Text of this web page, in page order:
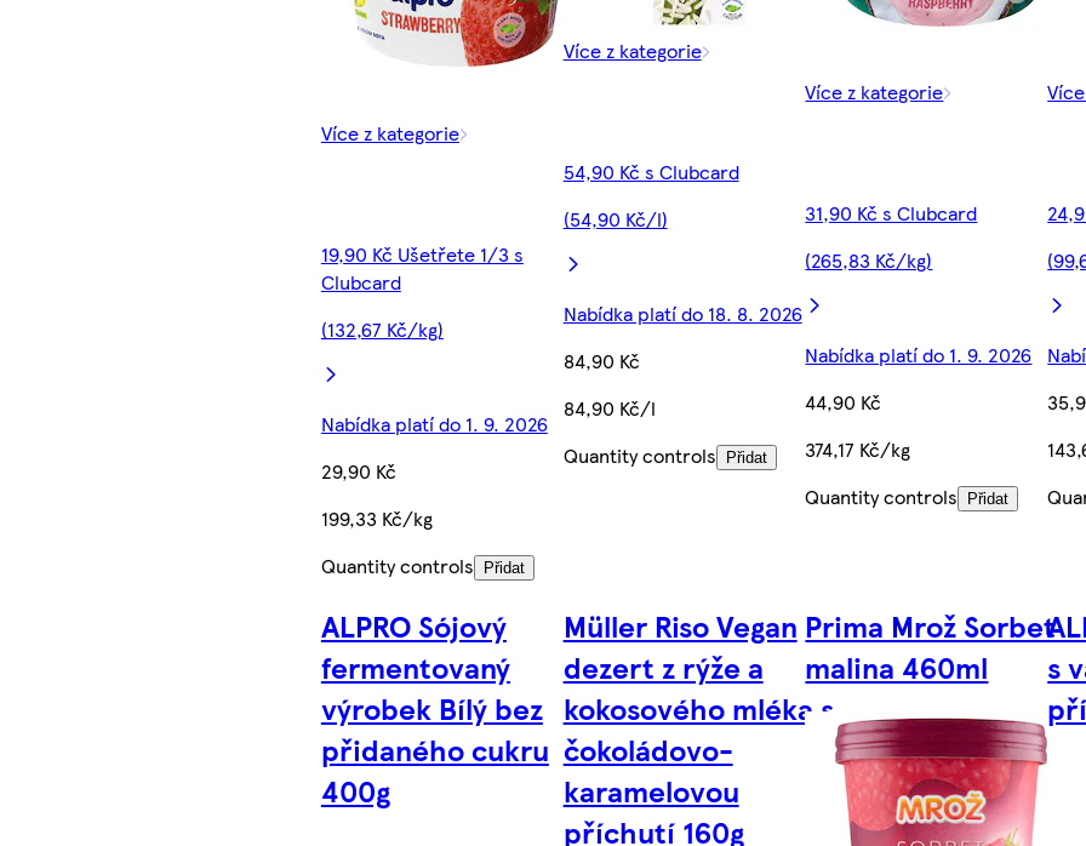
Více z kategorie
19,90 Kč Ušetřete 1/3 s
Clubcard
(132,67 Kč/kg)
Nabídka platí do 1. 9. 2026
29,90 Kč
199,33 Kč/kg
Quantity controls
Přidat
Více z kategorie
54,90 Kč s Clubcard
(54,90 Kč/l)
Nabídka platí do 18. 8. 2026
84,90 Kč
84,90 Kč/l
Quantity controls
Přidat
Více z kategorie
31,90 Kč s Clubcard
(265,83 Kč/kg)
Nabídka platí do 1. 9. 2026
44,90 Kč
374,17 Kč/kg
Quantity controls
Přidat
ALPRO Sójový
fermentovaný
výrobek Bílý bez
přidaného cukru
400g
Müller Riso Vegan
dezert z rýže a
kokosového mléka s
čokoládovo-
karamelovou
příchutí 160g
Prima Mrož Sorbet
malina 460ml
s